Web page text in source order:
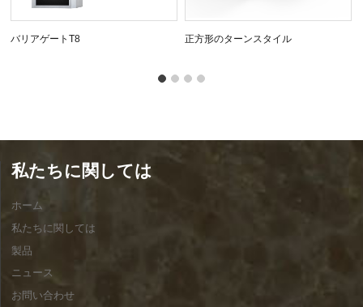
バリアゲートT8 正方形のターンスタイル
私たちに関しては
ホーム
私たちに関しては
製品
ニュース
お問い合わせ